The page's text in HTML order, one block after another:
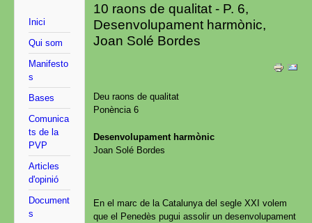
Inici
Qui som
Manifesto
s
Bases
Comunica
ts de la
PVP
Articles
d'opinió
Document
s
10 raons de qualitat - P. 6,
Desenvolupament harmònic,
Joan Solé Bordes
Deu raons de qualitat
Ponència 6
Desenvolupament harmònic
Joan Solé Bordes
En el marc de la Catalunya del segle XXI volem
que el Penedès pugui assolir un desenvolupament